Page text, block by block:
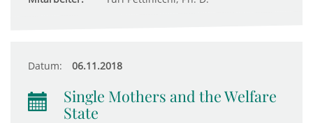
Datum: 06.11.2018
Single Mothers and the Welfare
State